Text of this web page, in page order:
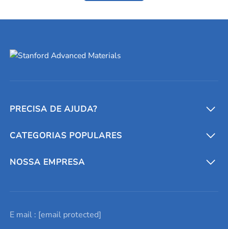
PRECISA DE AJUDA?
Conversores e calculadoras
Entre em contato conosco
Lista de consultas
CATEGORIAS POPULARES
Metais refratários
Elementos de terras raras
NOSSA EMPRESA
Promoções atuais
E mail : [email protected]